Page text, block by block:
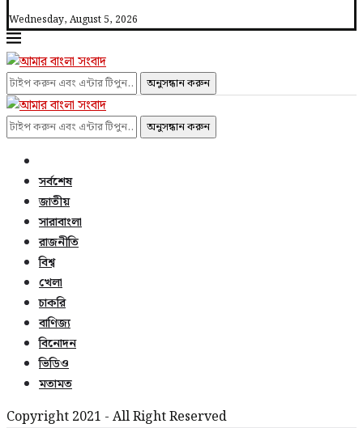
Wednesday, August 5, 2026
অনুসন্ধান করুন
অনুসন্ধান করুন
সর্বশেষ
জাতীয়
সারাবাংলা
রাজনীতি
বিশ্ব
খেলা
চাকরি
বাণিজ্য
বিনোদন
ভিডিও
মতামত
Copyright 2021 - All Right Reserved